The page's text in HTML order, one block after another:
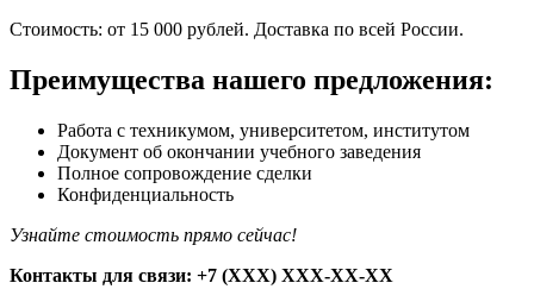
Стоимость: от 15 000 рублей. Доставка по всей России.
Преимущества нашего предложения:
Работа с техникумом, университетом, институтом
Документ об окончании учебного заведения
Полное сопровождение сделки
Конфиденциальность
Узнайте стоимость прямо сейчас!
Контакты для связи: +7 (ХХХ) ХХХ-ХХ-ХХ